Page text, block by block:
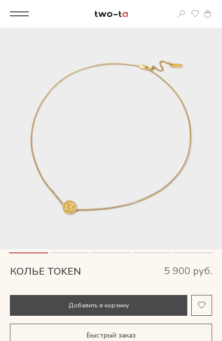
Дополнительные услуги
Новинки
Популярное
Женские сумки
Мини-сумки и чехлы
КОЛЬЕ TOKEN 5 900 руб.
Добавить в корзину
Быстрый заказ